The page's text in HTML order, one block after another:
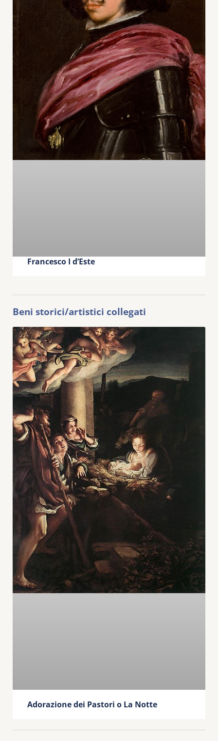
Francesco I d’Este
Beni storici/artistici collegati
Adorazione dei Pastori o La Notte